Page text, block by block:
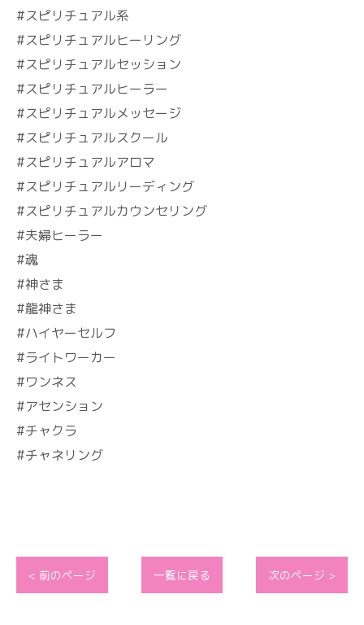
#スピリチュアル系
#スピリチュアルヒーリング
#スピリチュアルセッション
#スピリチュアルヒーラー
#スピリチュアルメッセージ
#スピリチュアルスクール
#スピリチュアルアロマ
#スピリチュアルリーディング
#スピリチュアルカウンセリング
#夫婦ヒーラー
#魂
#神さま
#龍神さま
#ハイヤーセルフ
#ライトワーカー
#ワンネス
#アセンション
#チャクラ
#チャネリング
< 前のページ 一覧に戻る 次のページ >